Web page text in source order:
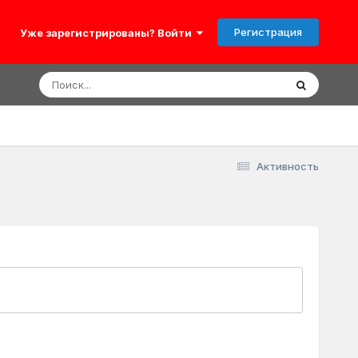
Уже зарегистрированы? Войти Регистрация
Активность